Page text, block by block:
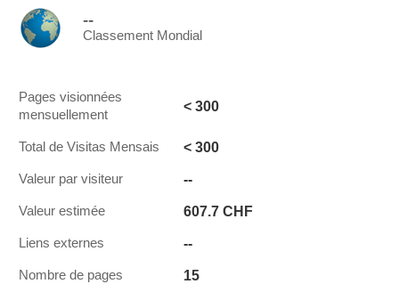
--
Classement Mondial
Pages visionnées
mensuellement
< 300
Total de Visitas Mensais < 300
Valeur par visiteur --
Valeur estimée 607.7 CHF
Liens externes --
Nombre de pages 15